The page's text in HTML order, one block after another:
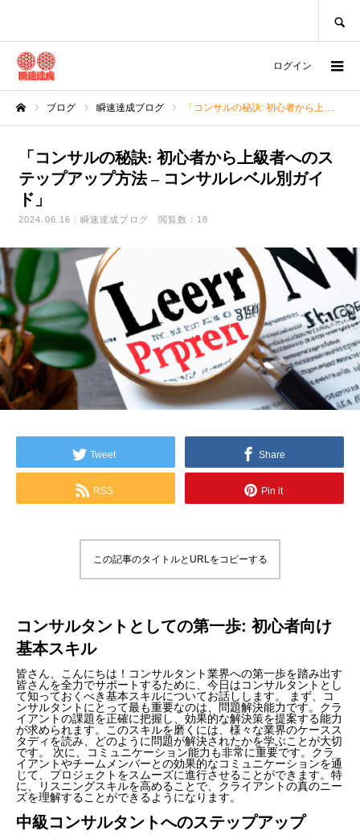
ログイン
ブログ 瞬速達成ブログ 「コンサルの秘訣: 初心者から上級者へのステップアップ方法 – コンサルレベル別ガイド」
「コンサルの秘訣: 初心者から上級者へのス
テップアップ方法 – コンサルレベル別ガイ
ド」
2024.06.16 瞬速達成ブログ 閲覧数：18
Tweet Share
RSS Pin it
この記事のタイトルとURLをコピーする
コンサルタントとしての第一歩: 初心者向け
基本スキル
皆さん、こんにちは！コンサルタント業界への第一歩を踏み出す
皆さんを全力でサポートするために、今日はコンサルタントとし
て知っておくべき基本スキルについてお話しします。 まず、コ
ンサルタントにとって最も重要なのは、問題解決能力です。クラ
イアントの課題を正確に把握し、効果的な解決策を提案する能力
が求められます。このスキルを磨くには、様々な業界のケースス
タディを読み、どのように問題が解決されたかを学ぶことが大切
です。 次に、コミュニケーション能力も非常に重要です。クラ
イアントやチームメンバーとの効果的なコミュニケーションを通
じて、プロジェクトをスムーズに進行させることができます。特
に、リスニングスキルを高めることで、クライアントの真のニー
ズを理解することができるようになります。
中級コンサルタントへのステップアップ